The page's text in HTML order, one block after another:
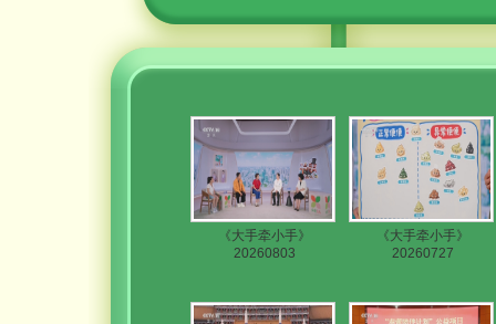
《大手牵小手》
20260803
《大手牵小手》
20260727